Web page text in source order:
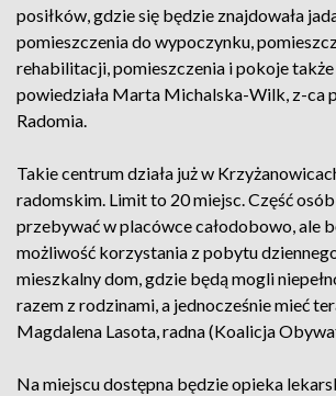
posiłków, gdzie się będzie znajdowała
pomieszczenia do wypoczynku,
rehabilitacji, pomieszczenia i pokoje także
powiedziała Marta Michalska-Wilk, z-ca
Radomia.
Takie centrum działa już w
radomskim. Limit to 20 miejsc. Część
przebywać w placówce całodobowo, ale
możliwość korzystania z pobytu
mieszkalny dom, gdzie będą mogli
razem z rodzinami, a jednocześnie mieć
Magdalena Lasota, radna (Koalicja
Na miejscu dostępna będzie opieka